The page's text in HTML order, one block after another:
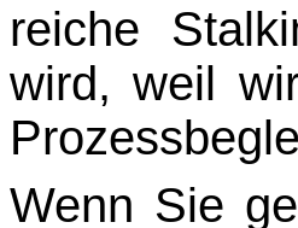
reiche
wird, weil
Wenn Sie